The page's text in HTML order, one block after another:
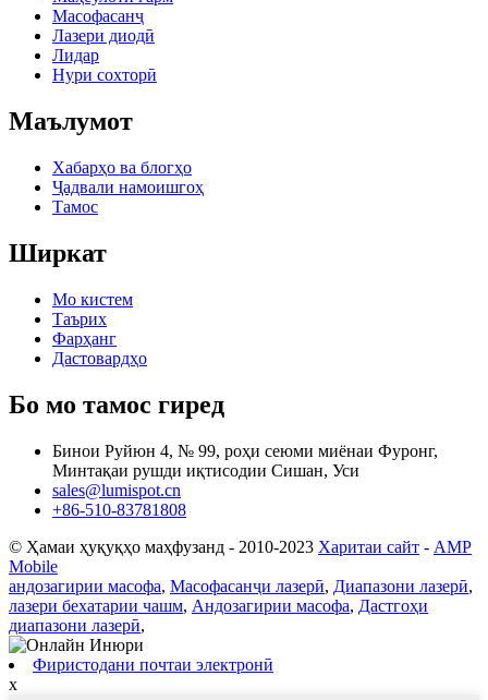
Масофасанҷ
Лазери диодӣ
Лидар
Нури сохторӣ
Маълумот
Хабарҳо ва блогҳо
Ҷадвали намоишгоҳ
Тамос
Ширкат
Мо кистем
Таърих
Фарҳанг
Дастовардҳо
Бо мо тамос гиред
Бинои Руйюн 4, № 99, роҳи сеюми миёнаи Фуронг,
Минтақаи рушди иқтисодии Сишан, Уси
sales@lumispot.cn
+86-510-83781808
© Ҳамаи ҳуқуқҳо маҳфузанд - 2010-2023 Харитаи сайт - AMP
Mobile
андозагирии масофа, Масофасанҷи лазерӣ, Диапазони лазерӣ,
лазери бехатарии чашм, Андозагирии масофа, Дастгоҳи
диапазони лазерӣ,
Фиристодани почтаи электронӣ
x